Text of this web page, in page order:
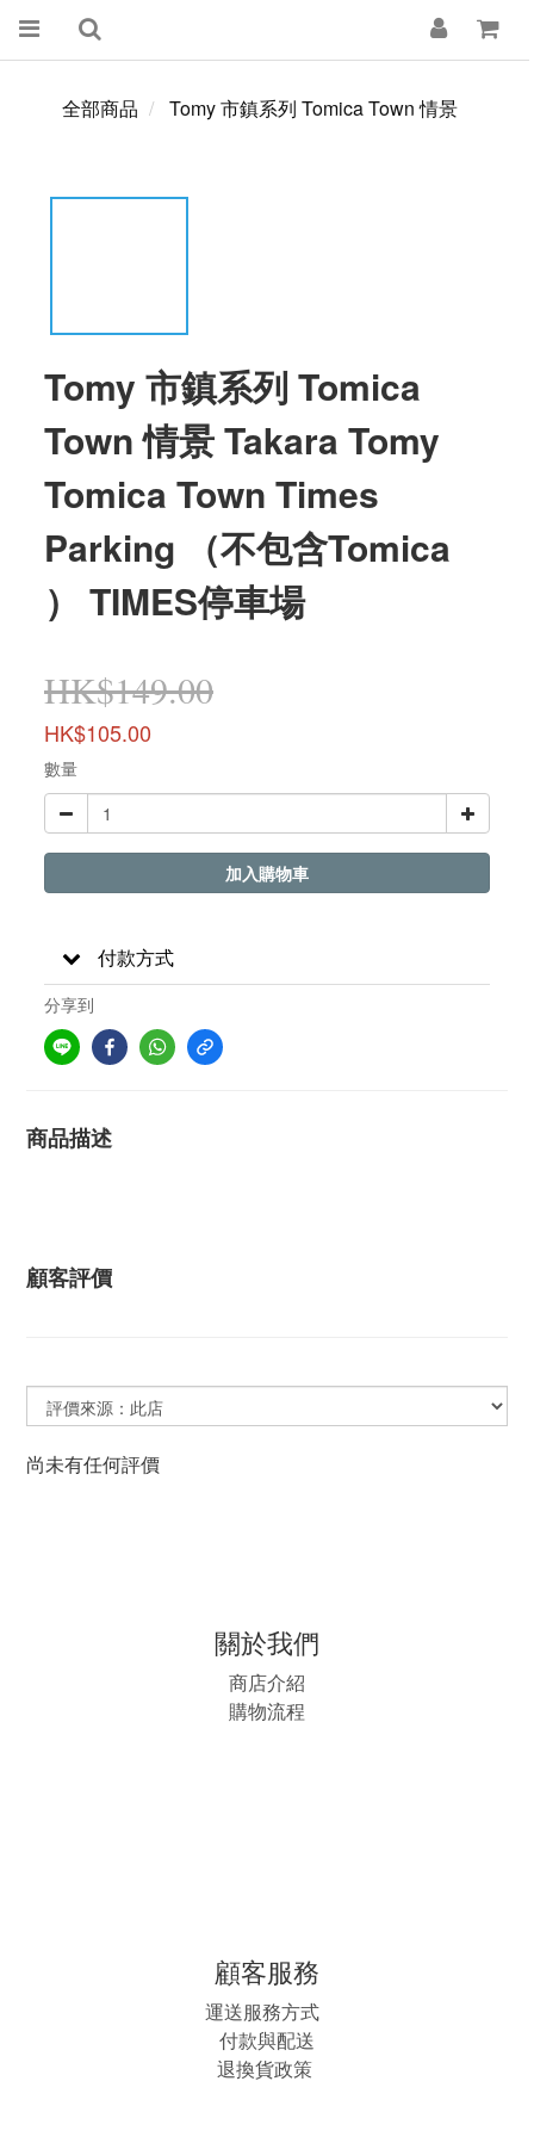
全部商品 Tomy 市鎮系列 Tomica Town 情景
Tomy 市鎮系列 Tomica
Town 情景 Takara Tomy
Tomica Town Times
Parking （不包含Tomica
） TIMES停車場
HK$149.00
HK$105.00
數量
加入購物車
付款方式
分享到
商品描述
顧客評價
尚未有任何評價
關於我們
商店介紹
購物流程
顧客服務
運送服務方式
付款與配送
退換貨政策